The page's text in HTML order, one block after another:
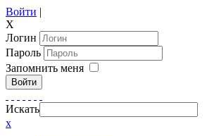
Войти |
X
Логин
Пароль
Запомнить меня
Войти
Искать
x